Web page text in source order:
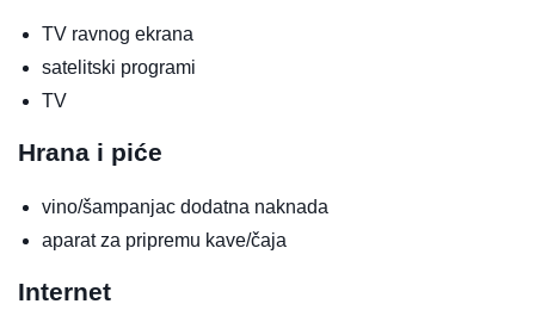
TV ravnog ekrana
satelitski programi
TV
Hrana i piće
vino/šampanjac dodatna naknada
aparat za pripremu kave/čaja
Internet